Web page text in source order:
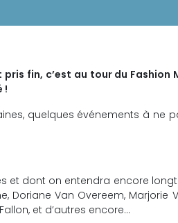
fin, c’est au tour du Fashion
!
quelques événements à ne
et dont on entendra encore
Doriane Van Overeem, Marjorie
et d’autres encore…